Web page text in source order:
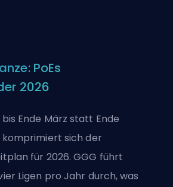
PoEs
2026
Ende März statt Ende
sich der
für 2026. GGG führt
Ligen pro Jahr durch, was